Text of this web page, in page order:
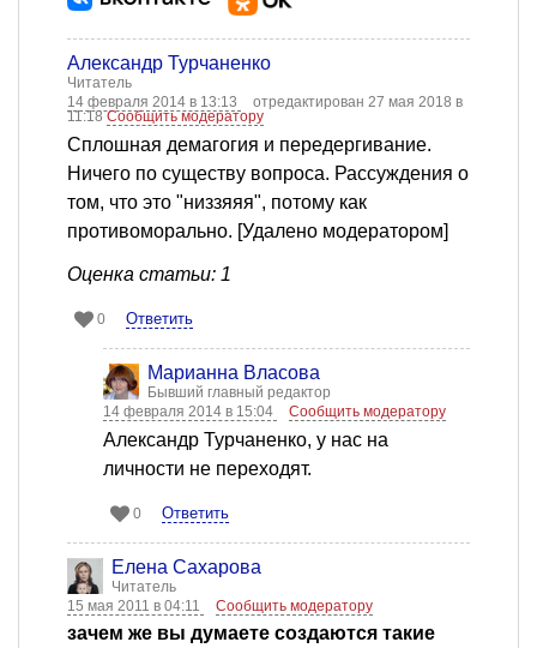
Александр Турчаненко
Читатель
14 февраля 2014 в 13:13
отредактирован 27 мая 2018 в
11:18Сообщить модератору
Сплошная демагогия и передергивание.
Ничего по существу вопроса. Рассуждения о
том, что это "низзяяя", потому как
противоморально. [Удалено модератором]
Оценка статьи: 1
0 Ответить
Марианна Власова
Бывший главный редактор
14 февраля 2014 в 15:04
Сообщить модератору
Александр Турчаненко, у нас на
личности не переходят.
0 Ответить
Елена Сахарова
Читатель
15 мая 2011 в 04:11
Сообщить модератору
зачем же вы думаете создаются такие